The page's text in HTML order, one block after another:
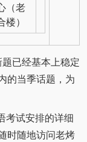
（老
楼）
已经基本上稳定
的当季话题，为
考试安排的详细
时随地访问老烤